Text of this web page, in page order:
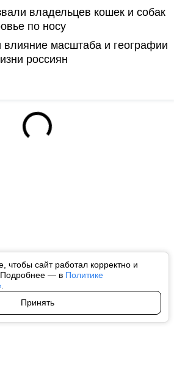
чтобы сайт работал корректно и
Подробнее — в Политике
Принять
владельцев кошек и собак
по носу
влияние масштаба и географии
россиян